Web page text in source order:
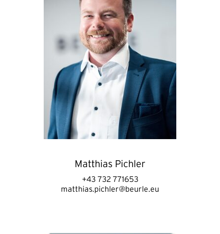
Matthias Pichler
+43 732 771653
matthias.pichler@beurle.eu